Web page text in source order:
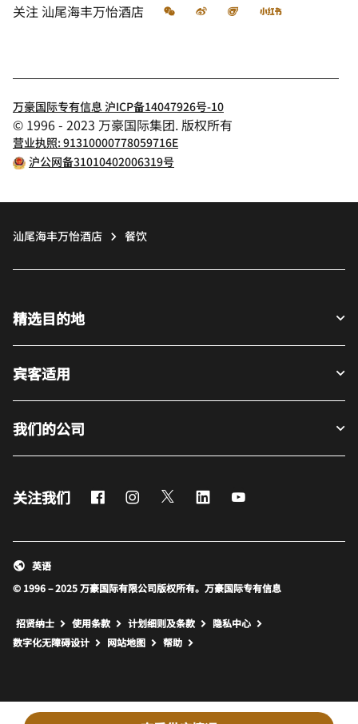
关注 汕尾海丰万怡酒店 微信 微博 飞猪 小红书
万豪国际专有信息 沪ICP备14047926号-10
© 1996 - 2023 万豪国际集团. 版权所有
营业执照: 91310000778059716E
沪公网备31010402006319号
汕尾海丰万怡酒店 餐饮
精选目的地
宾客适用
我们的公司
关注我们 FacebookInstagram
Twitter LinkedIn
© 1996 – 2025 万豪国际有限公司版权所有。万豪国际专有信息
英语
招贤纳士 使用条款 计划细则及条款
隐私中心
数字化无障碍设计
网站地图 打开新窗口
帮助